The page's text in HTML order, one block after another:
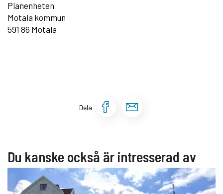
Planenheten
Motala kommun
591 86 Motala
Dela Dela sidan på
Du kanske också är intresserad av